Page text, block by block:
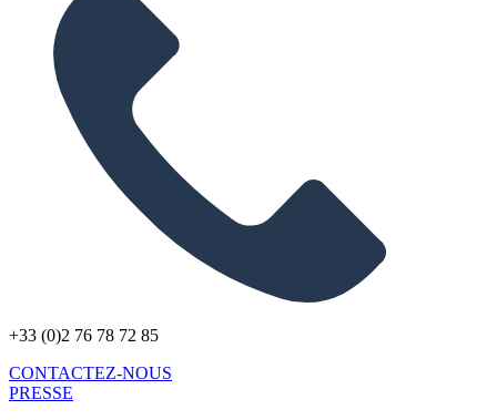
+33 (0)2 76 78 72 85
CONTACTEZ-NOUS
PRESSE